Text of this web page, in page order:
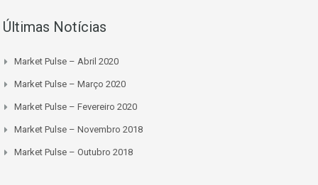
Últimas Notícias
Market Pulse – Abril 2020
Market Pulse – Março 2020
Market Pulse – Fevereiro 2020
Market Pulse – Novembro 2018
Market Pulse – Outubro 2018